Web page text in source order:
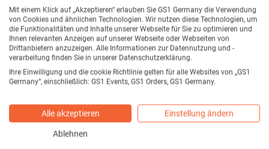
zum Modesektor – bei der Verleihung des ECR
Awards 2010 in den Hamburger
Deichtorhallen standen Unternehmen im
Rampenlicht, die in ihren Branchen
Pionierarbeit
12.000 Euro jährlich in der Heilmittel
logistik gespart
Veröffentlicht am 15.09.2010
Mit einem Klick auf „Akzeptieren“ erlauben Sie GS1 Germany die Verwendung
von Cookies und ähnlichen Technologien. Wir nutzen diese Technologien, um
die Funktionalitäten und Inhalte unserer Webseite für Sie zu optimieren und
Ihnen relevanten Anzeigen auf unserer Webseite oder Webseiten von
Drittanbietern anzuzeigen. Alle Informationen zur Datennutzung und -
verarbeitung finden Sie in unserer Datenschutzerklärung.
Ihre Einwilligung und die cookie Richtlinie gelten für alle Websites von „GS1
Germany“, einschließlich: GS1 Events, GS1 Orders, GS1 Germany.
Alle akzeptieren Einstellung ändern
Ablehnen